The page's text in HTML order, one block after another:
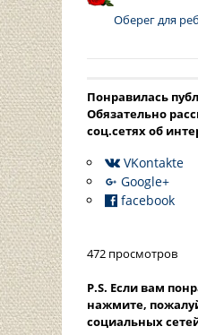
Оберег для
Понравилась
Oбязательно
соц.сетях об
VKontakte
Google+
facebook
472 просмотров
P.S. Если вам
нажмите,
социальных